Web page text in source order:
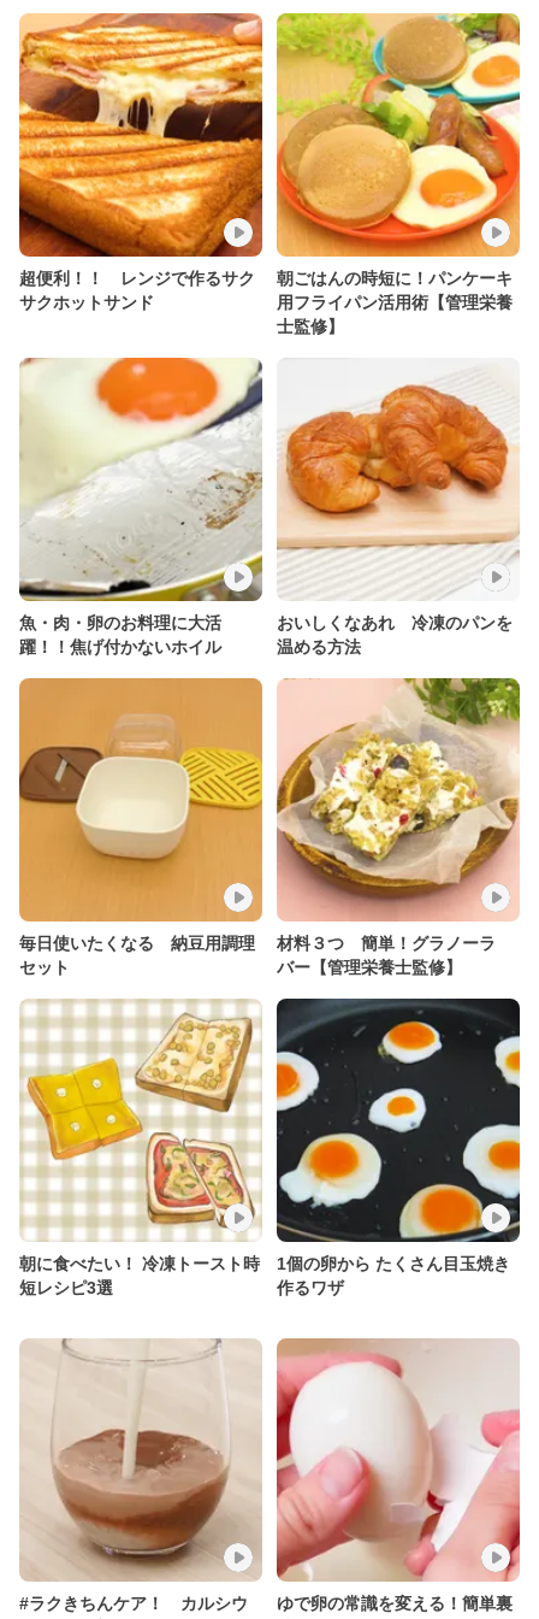
超便利！！ レンジで作るサク
サクホットサンド
朝ごはんの時短に！パンケーキ
用フライパン活用術【管理栄養
士監修】
魚・肉・卵のお料理に大活
躍！！焦げ付かないホイル
おいしくなあれ 冷凍のパンを
温める方法
毎日使いたくなる 納豆用調理
セット
材料３つ 簡単！グラノーラ
バー【管理栄養士監修】
朝に食べたい！ 冷凍トースト時
短レシピ3選
1個の卵から たくさん目玉焼き
作るワザ
#ラクきちんケア！ カルシウ
ゆで卵の常識を変える！簡単裏